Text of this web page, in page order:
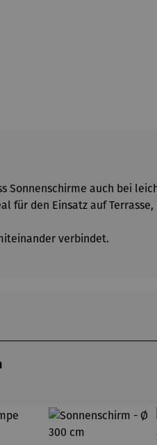
Sonnenschirme auch bei
für den Einsatz auf
verbindet.